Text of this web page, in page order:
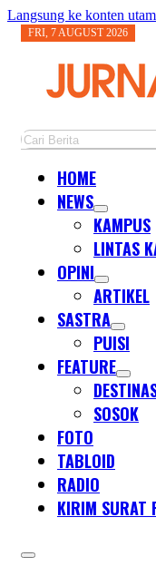
Langsung ke konten
FRI, 7 AUGUST 2026
Cari
HOME
NEWS
KAMPUS
LINTAS
OPINI
ARTIKEL
SASTRA
PUISI
FEATURE
SOSOK
FOTO
TABLOID
RADIO
KIRIM SURAT